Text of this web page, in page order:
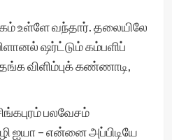
உள்ளே வந்தார். தலையிலே
ஷர்ட்டும் கம்பளிப்
விளிம்புக் கண்ணாடி,
பலவேசம்
ஐயா – என்னை அப்பிடியே